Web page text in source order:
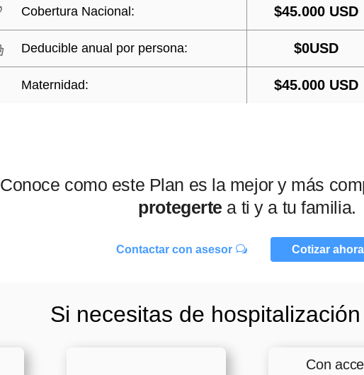
Cobertura Nacional: $45.000 USD
Deducible anual por persona: $0USD
Maternidad: $45.000 USD
Conoce como este Plan es la mejor y más
protegerte a ti y a tu familia.
Contactar con asesor Cotizar ahora
Si necesitas de hospitalización
Con